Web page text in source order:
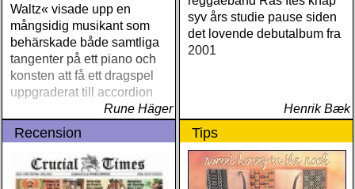
Waltz« visade upp en
mångsidig musikant som
behärskade både samtliga
tangenter på ett piano och
konsten att få ett dragspel
uppgraderat till accordion
Rune Häger
syv års studie pause siden
det lovende debutalbum fra
2001
Henrik Bæk
Recension Tips